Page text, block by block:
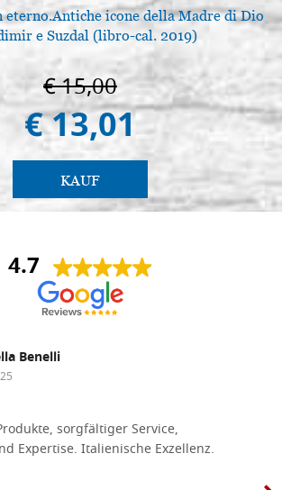
eterno.Antiche icone della Madre di Dio
e Suzdal (libro-cal. 2019)
€ 15,00
€ 13,01
KAUF
4.7
Benelli
sorgfältiger Service,
Expertise. Italienische Exzellenz.